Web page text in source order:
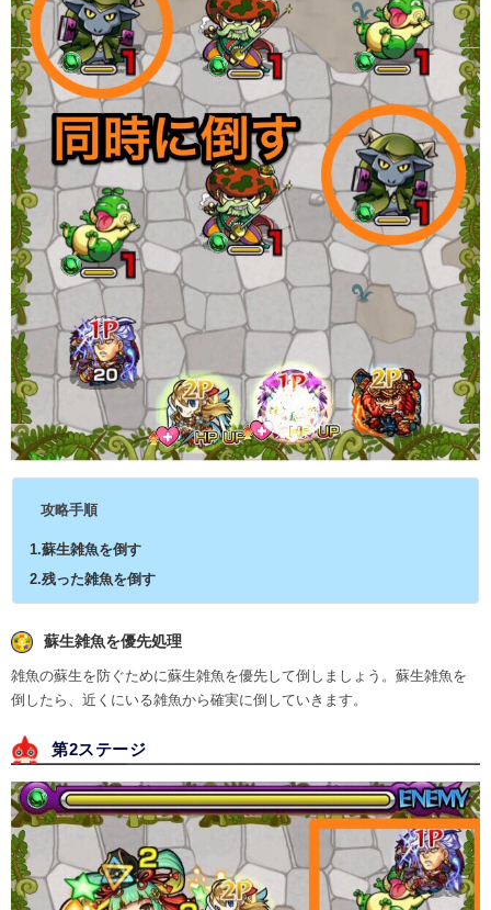
攻略手順
1.蘇生雑魚を倒す
2.残った雑魚を倒す
蘇生雑魚を優先処理
雑魚の蘇生を防ぐために蘇生雑魚を優先して倒しましょう。蘇生雑魚を
倒したら、近くにいる雑魚から確実に倒していきます。
第2ステージ